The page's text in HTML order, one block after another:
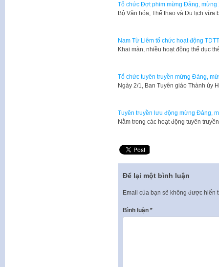
Tổ chức Đợt phim mừng Đảng, mừng
Bộ Văn hóa, Thể thao và Du lịch
Nam Từ Liêm tổ chức hoạt động
Khai màn, nhiều hoạt động thể dục
Tổ chức tuyên truyền mừng Đảng,
Ngày 2/1, Ban Tuyên giáo Thành ủy
Tuyên truyền lưu động mừng Đảng,
Nằm trong các hoạt động tuyên
Để lại một bình luận
Email của bạn sẽ không được hiển
Bình luận *